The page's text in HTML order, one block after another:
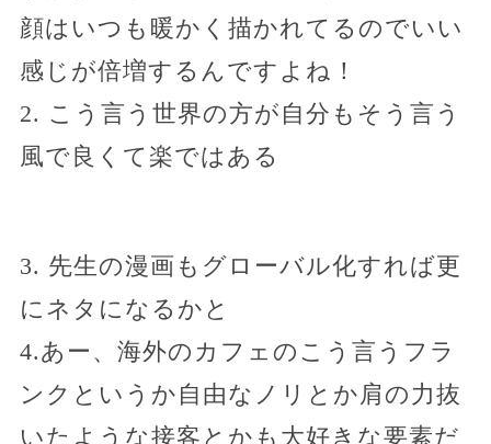
顔はいつも暖かく描かれてるのでいい
感じが倍増するんですよね！
2. こう言う世界の方が自分もそう言う
風で良くて楽ではある
3. 先生の漫画もグローバル化すれば更
にネタになるかと
4.あー、海外のカフェのこう言うフラ
ンクというか自由なノリとか肩の力抜
いたような接客とかも大好きな要素だ